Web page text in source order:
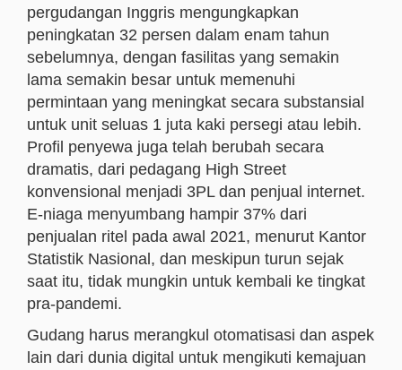
pergudangan Inggris mengungkapkan
peningkatan 32 persen dalam enam tahun
sebelumnya, dengan fasilitas yang semakin
lama semakin besar untuk memenuhi
permintaan yang meningkat secara substansial
untuk unit seluas 1 juta kaki persegi atau lebih.
Profil penyewa juga telah berubah secara
dramatis, dari pedagang High Street
konvensional menjadi 3PL dan penjual internet.
E-niaga menyumbang hampir 37% dari
penjualan ritel pada awal 2021, menurut Kantor
Statistik Nasional, dan meskipun turun sejak
saat itu, tidak mungkin untuk kembali ke tingkat
pra-pandemi.
Gudang harus merangkul otomatisasi dan aspek
lain dari dunia digital untuk mengikuti kemajuan